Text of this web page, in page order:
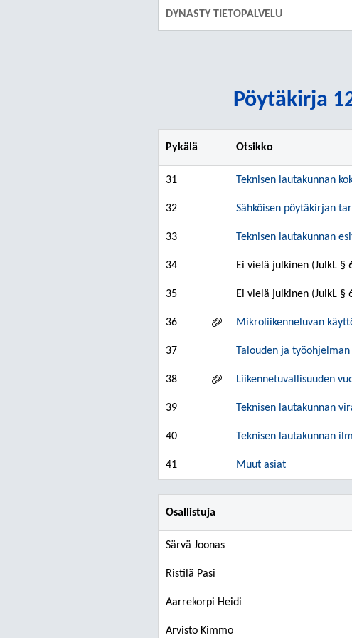
DYNASTY TIETOPALVELU
Pöytäkirja
Pykälä Otsikko
31 Teknisen lautakunnan
32 Sähköisen pöytäkirjan
33 Teknisen lautakunnan
34 Ei vielä julkinen (JulkL
35 Ei vielä julkinen (JulkL §
36 Mikroliikenneluvan
37 Talouden ja
38 Liikennetuvallisuuden
39 Teknisen lautakunnan
40 Teknisen lautakunnan
41 Muut asiat
Osallistuja
Särvä Joonas
Ristilä Pasi
Aarrekorpi Heidi
Arvisto Kimmo